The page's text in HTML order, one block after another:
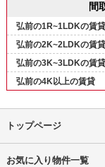
間
弘前の1R~1LDKの賃貸
弘前の2K~2LDKの賃貸
弘前の3K~3LDKの賃貸
弘前の4K以上の賃貸
トップページ
お気に入り物件一覧